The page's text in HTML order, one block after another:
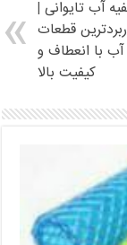
آب تایوانی |
قطعات
با انعطاف و
کیفیت بالا